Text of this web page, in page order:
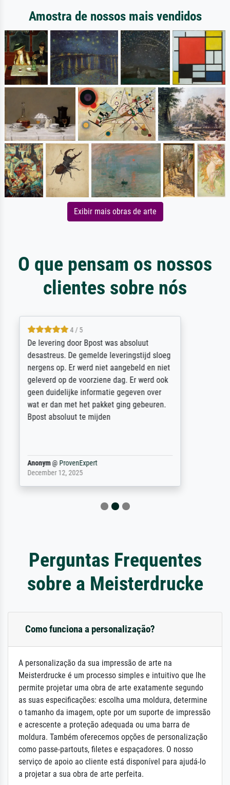
Amostra de nossos mais vendidos
Exibir mais obras de arte
O que pensam os nossos
clientes sobre nós
Sehr gute Qualität des Leinwanddrucks und
des Rahmens! Unser Bild wurde sehr
sorgfältig und sicher verpackt, so dass es
unbeschadet bei uns ankam. Es wird nicht
unser letzter Meisterdruck sein. Vielen
Dank!
Reinhold,@ProvenExpert
April 22, 2026
Perguntas Frequentes
sobre a Meisterdrucke
Como funciona a personalização?
A personalização da sua impressão de arte na
Meisterdrucke é um processo simples e intuitivo que lhe
permite projetar uma obra de arte exatamente segundo
as suas especificações: escolha uma moldura, determine
o tamanho da imagem, opte por um suporte de impressão
e acrescente a proteção adequada ou uma barra de
moldura. Também oferecemos opções de personalização
como passe-partouts, filetes e espaçadores. O nosso
serviço de apoio ao cliente está disponível para ajudá-lo
a projetar a sua obra de arte perfeita.